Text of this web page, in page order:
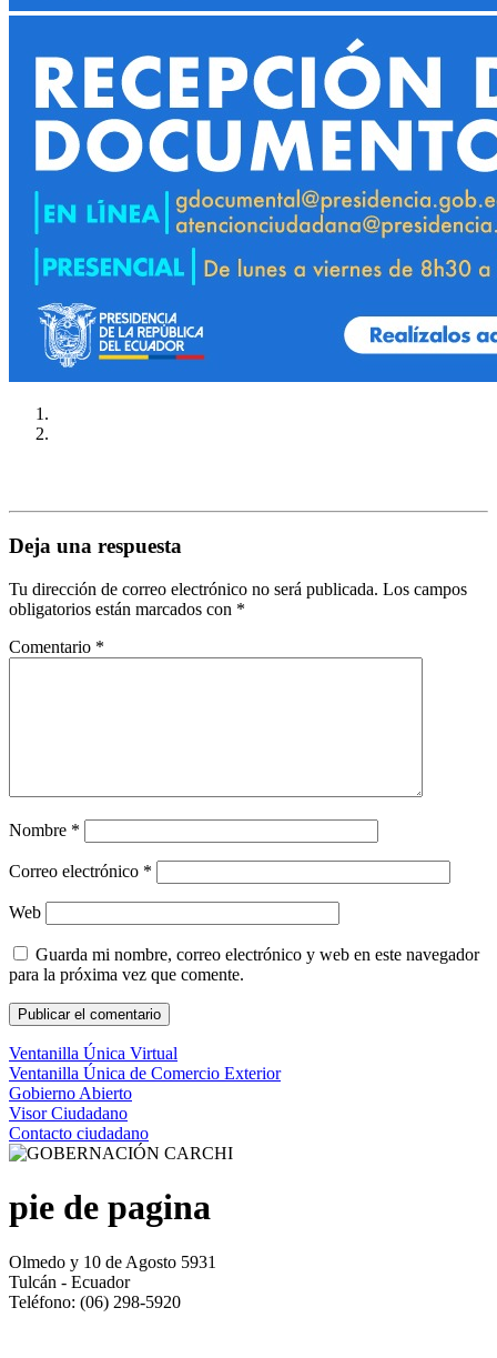
Deja una respuesta
Tu dirección de correo electrónico no será publicada. Los campos
obligatorios están marcados con *
Comentario *
Nombre *
Correo electrónico *
Web
Guarda mi nombre, correo electrónico y web en este navegador
para la próxima vez que comente.
Ventanilla Única Virtual
Ventanilla Única de Comercio Exterior
Gobierno Abierto
Visor Ciudadano
Contacto ciudadano
pie de pagina
Olmedo y 10 de Agosto 5931
Tulcán - Ecuador
Teléfono: (06) 298-5920